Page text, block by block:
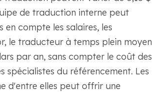
de traduction interne peut
compte les salaires, les
le traducteur à temps plein moyen
par an, sans compter le coût des
spécialistes du référencement. Les
d'entre elles peut offrir une